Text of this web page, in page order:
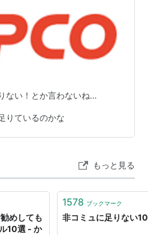
ない！とか言わないね…
りているのかな
もっと見る
めしても
10選 - か
1578 ブックマーク
非コミュに足りない